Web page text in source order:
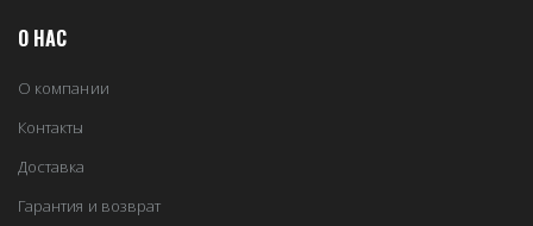
О НАС
О компании
Контакты
Доставка
Гарантия и возврат